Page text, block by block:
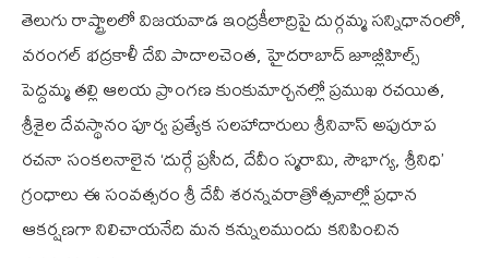
తెలుగు రాష్ట్రాలలో విజయవాడ ఇంద్రకీలాద్రిపై దుర్గమ్మ సన్నిధానంలో,
వరంగల్ భద్రకాళీ దేవి పాదాలచెంత, హైదరాబాద్ జూబ్లీహిల్స్
పెద్దమ్మ తల్లి ఆలయ ప్రాంగణ కుంకుమార్చనల్లో ప్రముఖ రచయిత,
శ్రీశైల దేవస్థానం పూర్వ ప్రత్యేక సలహాదారులు శ్రీనివాస్ అపురూప
రచనా సంకలనాలైన ‘దుర్గే ప్రసీద, దేవీం స్మరామి, సౌభాగ్య, శ్రీనిధి’
గ్రంధాలు ఈ సంవత్సరం శ్రీ దేవీ శరన్నవరాత్రోత్సవాల్లో ప్రధాన
ఆకర్షణగా నిలిచాయనేది మన కన్నులముందు కనిపించిన